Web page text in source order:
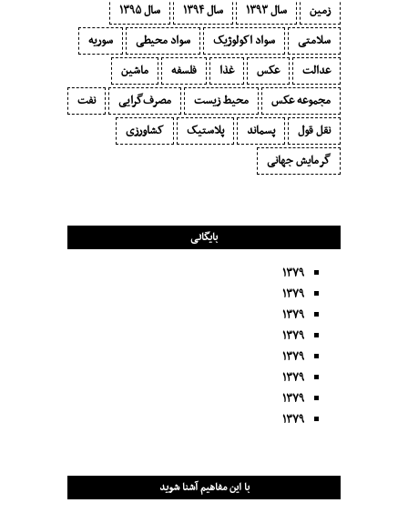
زمین
سال ۱۳۹۳ سال ۱۳۹۴
سال ۱۳۹۵
سلامتی
سواد اکولوژیک سواد محیطی
سوریه
عدالت
عکس غذا فلسفه
ماشین
مجموعه عکس
محیط زیست مصرف‌گرایی‬
نفت
نقل قول
پسماند پلاستیک
کشاورزی
گرمایش جهانی
بایگانی
۱۳۷۹
۱۳۷۹
۱۳۷۹
۱۳۷۹
۱۳۷۹
۱۳۷۹
۱۳۷۹
۱۳۷۹
با این مفاهیم آشنا شوید